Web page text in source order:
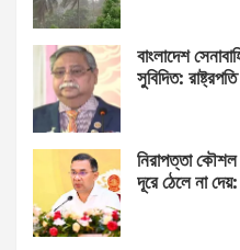
বাংলাদেশ
সুবিদিত: রাষ্ট্রপতি
নিরাপত্তা
দূরে ঠেলে না দেয়: